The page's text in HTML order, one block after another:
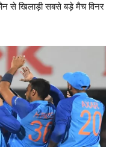
से खिलाड़ी सबसे बड़े मैच विनर